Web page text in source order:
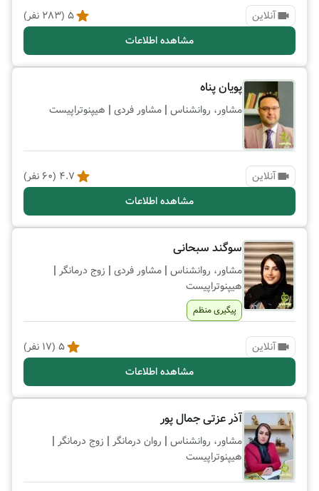
آنلاین 5
(
283 نفر)
مشاهده اطلاعات
پویان پناه
مشاور، روانشناس | مشاور فردی | هیپنوتراپیست
آنلاین 4.7
(
60 نفر)
مشاهده اطلاعات
سوگند سبحانی
مشاور، روانشناس | مشاور فردی | زوج درمانگر |
هیپنوتراپیست
پیگیری منظم
آنلاین 5
(
17 نفر)
مشاهده اطلاعات
آذر عزتی جمال پور
مشاور، روانشناس | روان درمانگر | زوج درمانگر |
هیپنوتراپیست